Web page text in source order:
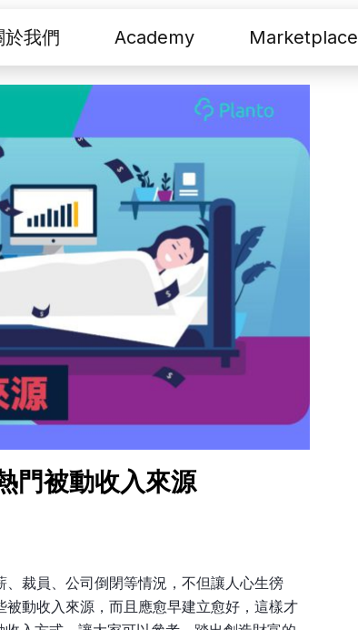
於我們 Academy Marketplace
門被動收入來源
裁員、公司倒閉等情況，不但讓人心生徬
動收入來源，而且應愈早建立愈好，這樣才